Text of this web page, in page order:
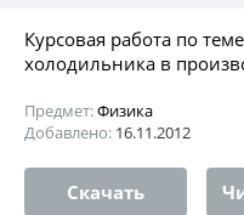
Курсовая работа по
холодильника в
Предмет:Физика
Добавлено: 16.11.2012
Скачать